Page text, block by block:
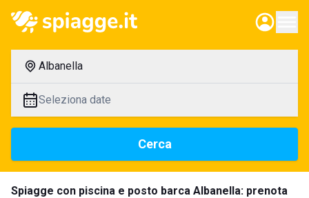
Albanella
Seleziona date
Cerca
Spiagge con piscina e posto barca Albanella: prenota